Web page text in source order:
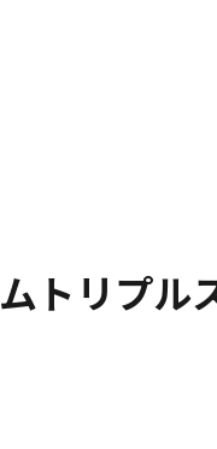
トリプル